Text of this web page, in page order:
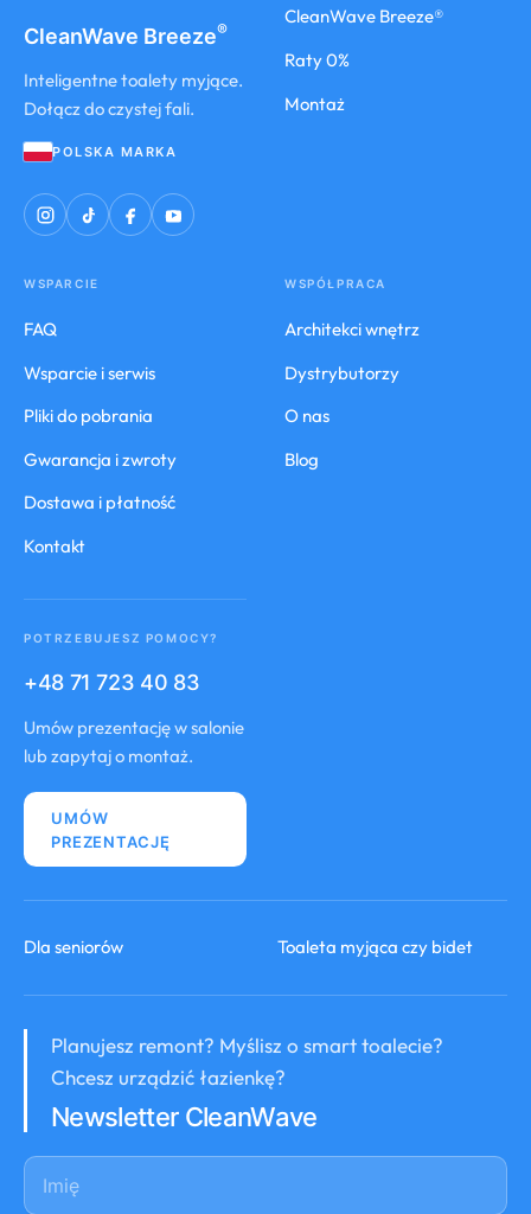
CleanWave Breeze®
Inteligentne toalety myjące.
Dołącz do czystej fali.
POLSKA MARKA
CleanWave Breeze®
Raty 0%
Montaż
WSPARCIE
FAQ
Wsparcie i serwis
Pliki do pobrania
Gwarancja i zwroty
Dostawa i płatność
Kontakt
WSPÓŁPRACA
Architekci wnętrz
Dystrybutorzy
O nas
Blog
POTRZEBUJESZ POMOCY?
+48 71 723 40 83
Umów prezentację w salonie
lub zapytaj o montaż.
UMÓW
PREZENTACJĘ
Dla seniorów Toaleta myjąca czy bidet
Planujesz remont? Myślisz o smart toalecie?
Chcesz urządzić łazienkę?
Newsletter CleanWave
Imię